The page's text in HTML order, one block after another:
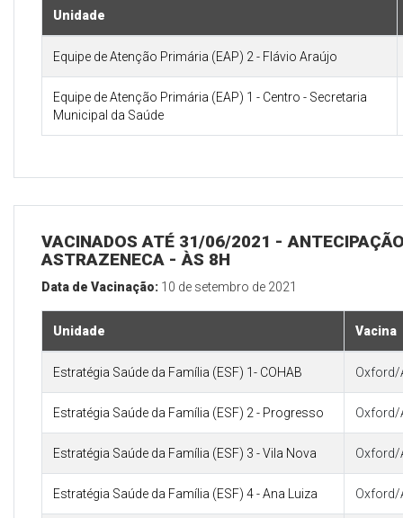
Unidade
Equipe de Atenção Primária (EAP) 2 - Flávio Araújo
Equipe de Atenção Primária (EAP) 1 - Centro - Secretaria
Municipal da Saúde
VACINADOS ATÉ 31/06/2021 -
ASTRAZENECA - ÀS 8H
Data de Vacinação: 10 de setembro de 2021
Unidade Vacina
Estratégia Saúde da Família (ESF) 1- COHAB Oxford/
Estratégia Saúde da Família (ESF) 2 - Progresso Oxford/
Estratégia Saúde da Família (ESF) 3 - Vila Nova Oxford/
Estratégia Saúde da Família (ESF) 4 - Ana Luiza Oxford/